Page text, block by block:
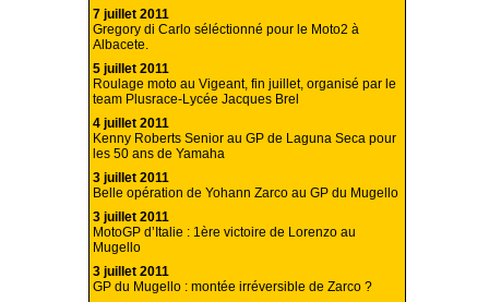
7 juillet 2011
Gregory di Carlo séléctionné pour le Moto2 à
Albacete.
5 juillet 2011
Roulage moto au Vigeant, fin juillet, organisé par le
team Plusrace-Lycée Jacques Brel
4 juillet 2011
Kenny Roberts Senior au GP de Laguna Seca pour
les 50 ans de Yamaha
3 juillet 2011
Belle opération de Yohann Zarco au GP du Mugello
3 juillet 2011
MotoGP d’Italie : 1ère victoire de Lorenzo au
Mugello
3 juillet 2011
GP du Mugello : montée irréversible de Zarco ?